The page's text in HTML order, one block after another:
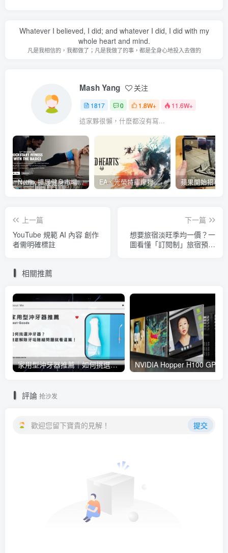
Whatever I believed, I did; and whatever I did, I did with my
whole heart and mind.
凡是我相信的，我都做了；凡是我做了的事，都是全身心地投入去做的
Mash Yang 关注
1817 0 1.8W+ 11.6W+
這家夥很懶，什麽都沒有寫...
Netflix 擴展健身市場 與 Nike 合作推出《Nike Training Club》系列健身影片 EA、光榮特庫摩狩獵冒險遊戲《WILD HEARTS》公布「強大化獸」宣傳影片
上一篇
YouTube 規範 AI 內容 創作
者需明確標註
下一篇
想要旅宿淡旺季均一價？一
圖看懂「訂閱制」旅宿預約
相關推薦
家用型沖牙器推薦｜如何挑選沖牙器？徹底解除牙垢隙縫問題就看這篇！
評論 抢沙发
歡迎您留下寶貴的見解！ 提交